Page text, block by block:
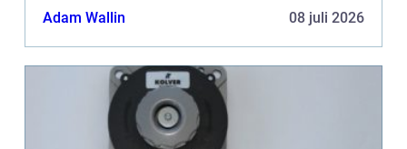
dem. Små minnen, ofta int...
Adam Wallin 08 juli 2026